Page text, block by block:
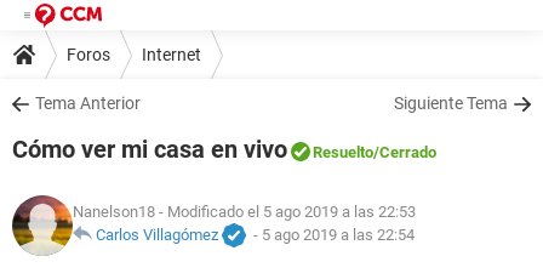
Foros Internet
Tema Anterior Siguiente Tema
Cómo ver mi casa en vivo Resuelto/Cerrado
Nanelson18 - Modificado el 5 ago 2019 a las 22:53
Carlos Villagómez
- 5 ago 2019 a las 22:54